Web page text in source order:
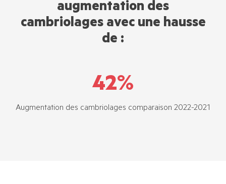
augmentation des
cambriolages avec une hausse
de :
42%
Augmentation des cambriolages comparaison 2022-2021